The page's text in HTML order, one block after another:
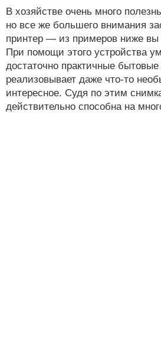
В хозяйстве очень много
но все же большего внимания
принтер — из примеров ниже вы
При помощи этого устройства
достаточно практичные
реализовывает даже что-то
интересное. Судя по этим
действительно способна на